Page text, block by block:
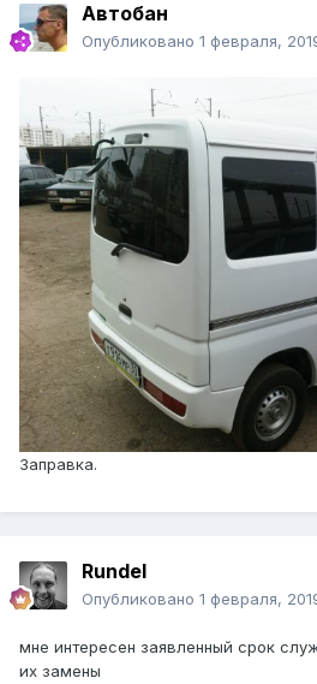
Автобан
Опубликовано 1 февраля,
Заправка.
Rundel
Опубликовано 1 февраля,
мне интересен заявленный срок
их замены